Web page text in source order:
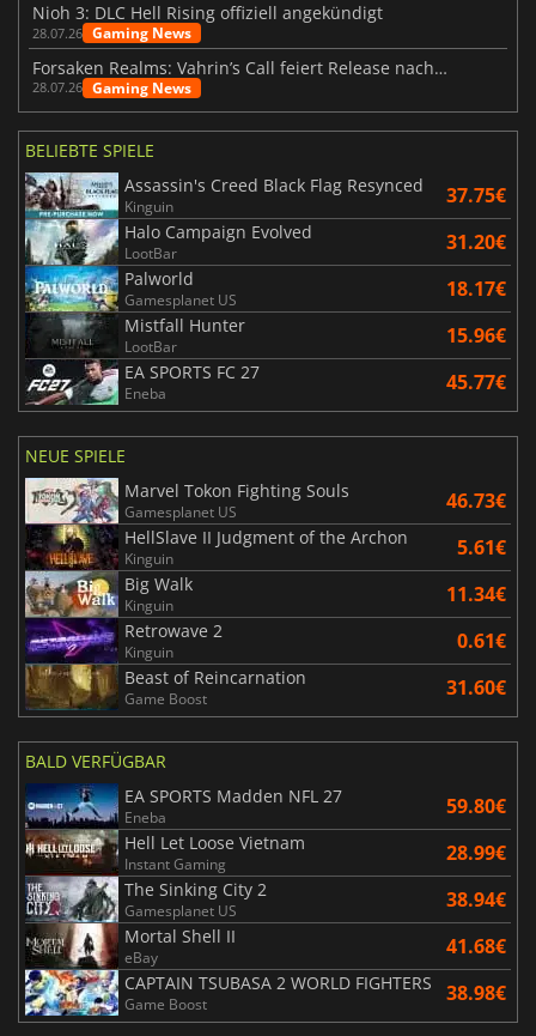
Nioh 3: DLC Hell Rising offiziell angekündigt
28.07.26 Gaming News
Forsaken Realms: Vahrin’s Call feiert Release nach 10 Jahren
28.07.26 Gaming News
BELIEBTE SPIELE
Assassin's Creed Black Flag Resynced
Kinguin 37.75€
Halo Campaign Evolved
LootBar 31.20€
Palworld
Gamesplanet US 18.17€
Mistfall Hunter
LootBar 15.96€
EA SPORTS FC 27
Eneba 45.77€
NEUE SPIELE
Marvel Tokon Fighting Souls
Gamesplanet US 46.73€
HellSlave II Judgment of the Archon
Kinguin 5.61€
Big Walk
Kinguin 11.34€
Retrowave 2
Kinguin 0.61€
Beast of Reincarnation
Game Boost 31.60€
BALD VERFÜGBAR
EA SPORTS Madden NFL 27
Eneba 59.80€
Hell Let Loose Vietnam
Instant Gaming 28.99€
The Sinking City 2
Gamesplanet US 38.94€
Mortal Shell II
eBay 41.68€
CAPTAIN TSUBASA 2 WORLD FIGHTERS
Game Boost 38.98€